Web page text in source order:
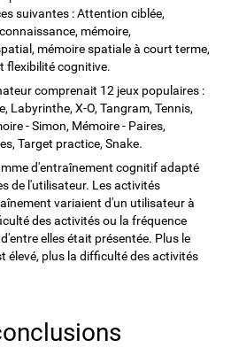
suivantes : Attention ciblée,
mémoire,
mémoire spatiale à court terme,
flexibilité cognitive.
comprenait 12 jeux populaires :
Labyrinthe, X-O, Tangram, Tennis,
- Simon, Mémoire - Paires,
Target practice, Snake.
d'entraînement cognitif adapté
de l'utilisateur. Les activités
variaient d'un utilisateur à
des activités ou la fréquence
elles était présentée. Plus le
élevé, plus la difficulté des activités